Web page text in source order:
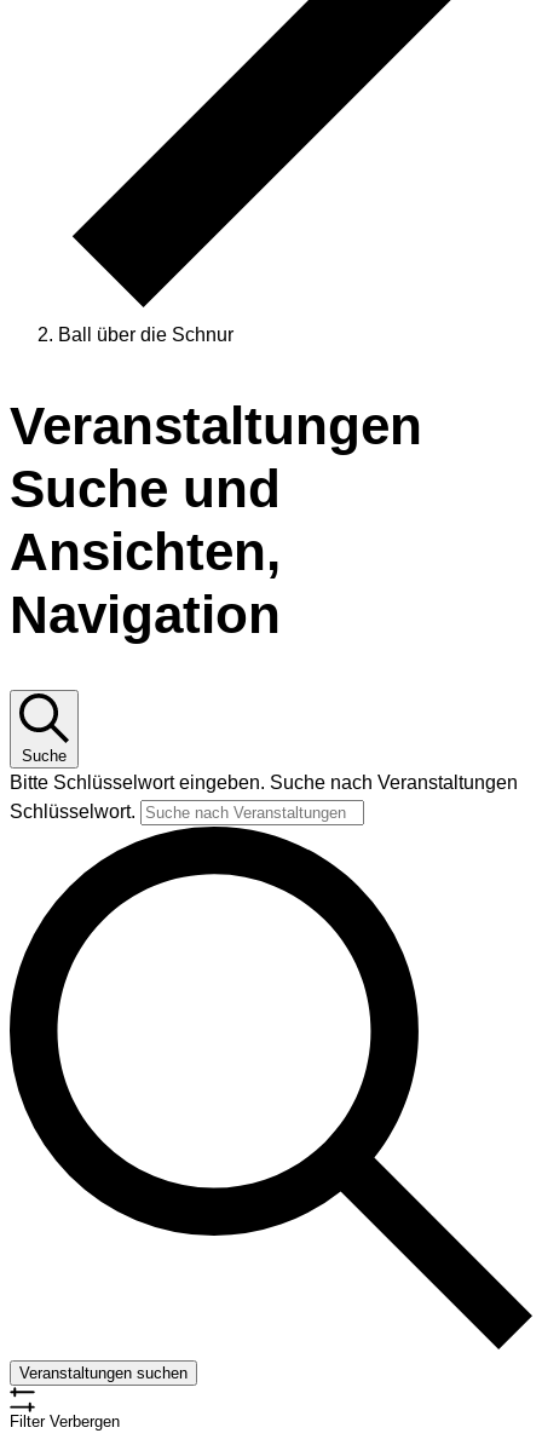
Ball über die Schnur
Veranstaltungen
Veranstaltungen
Suche und
Ansichten,
Navigation
Suche
Bitte Schlüsselwort eingeben. Suche nach Veranstaltungen
Schlüsselwort.
Veranstaltungen suchen
Filter Verbergen